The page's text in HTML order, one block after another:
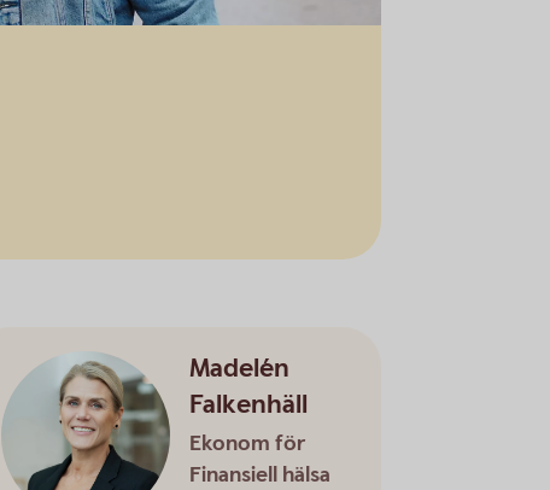
Madelén
Falkenhäll
Ekonom för
Finansiell hälsa